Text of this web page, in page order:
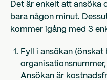
Det är enkelt att ansöka
bara någon minut.
kommer igång med 3
Fyll i ansökan (önskat
Ansökan är